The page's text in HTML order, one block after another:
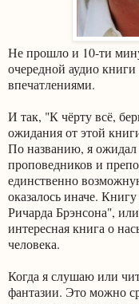
Не прошло и 10-ти
очередной аудио
впечатлениями.
И так, "К чёрту всё,
ожидания от этой
По названию, я ожидал
проповедников и
единственно
оказалось иначе.
Ричарда Брэнсона",
интересная книга о
человека.
Когда я слушаю или
фантазии. Это можно